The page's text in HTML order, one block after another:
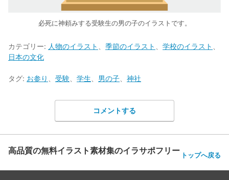
必死に神頼みする受験生の男の子のイラストです。
カテゴリー: 人物のイラスト 季節のイラスト 学校のイラスト
日本の文化
タグ: お参り 受験 学生 男の子 神社
コメントする
高品質の無料イラスト素材集のイラサポフリー トップへ戻る